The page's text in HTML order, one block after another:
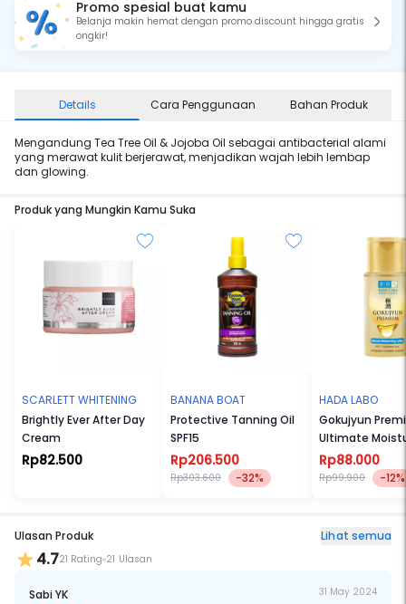
Promo spesial buat kamu
Belanja makin hemat dengan promo discount hingga gratis
ongkir!
Details Cara Penggunaan Bahan Produk
Mengandung Tea Tree Oil & Jojoba Oil sebagai antibacterial alami
yang merawat kulit berjerawat, menjadikan wajah lebih lembap
dan glowing.
Produk yang Mungkin Kamu Suka
SCARLETT WHITENING
Brightly Ever After Day
Cream
Rp82.500
BANANA BOAT
Protective Tanning Oil
SPF15
Rp206.500
Rp303.600 -32%
HADA LABO
Gokujyun
Ultimate
Lotion 100ml
Rp88.000
Rp99.900 -12%
Ulasan Produk Lihat semua
4.721 Rating 21 Ulasan
Sabi YK 31 May 2024